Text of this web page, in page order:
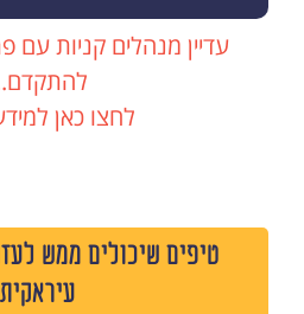
עדיין מנהלים קניות עם
לחצו כאן
טיפים שיכולים ממש
עיראקית